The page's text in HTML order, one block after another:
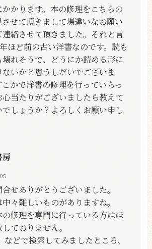
かります。本の修理をこちらの
せて頂きまして場違いなお願い
絡させて頂きました。それと言
ほど前の古い洋書なのです。読も
壊れそうで、どうにか読める形に
ないかと思うしだいでございま
かで洋書の修理を行っていらっ
心当たりがございましたら教えて
しょうか？よろしくお願い申し
房
せありがとうございました。
々難しいものがありますね。
修理を専門に行っている方はほ
ておりません。
などで検索してみましたところ、